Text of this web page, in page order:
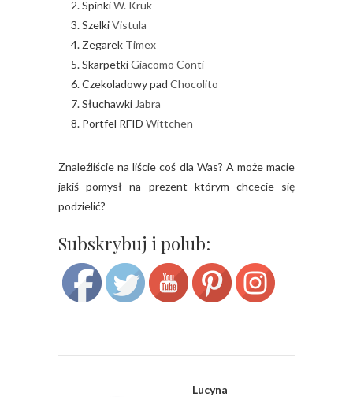
SpinkiW. Kruk
SzelkiVistula
Zegarek Timex
SkarpetkiGiacomo Conti
Czekoladowy pad Chocolito
Słuchawki Jabra
Portfel RFID Wittchen
Znaleźliście na liście coś dla Was? A może macie
jakiś pomysł na prezent którym chcecie się
podzielić?
Subskrybuj i polub:
Lucyna